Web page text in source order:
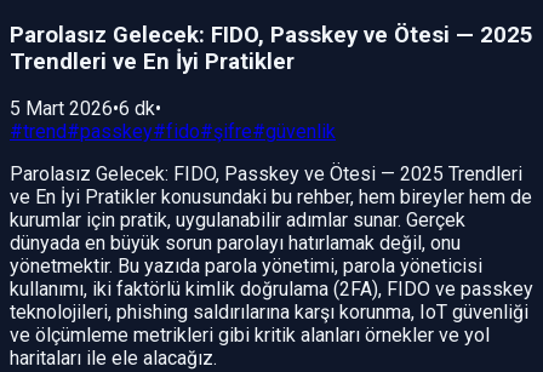
Parolasız Gelecek: FIDO, Passkey ve Ötesi — 2025
Trendleri ve En İyi Pratikler
5 Mart 2026•6 dk•
#trend#passkey#fido#şifre#güvenlik
Parolasız Gelecek: FIDO, Passkey ve Ötesi — 2025 Trendleri
ve En İyi Pratikler konusundaki bu rehber, hem bireyler hem de
kurumlar için pratik, uygulanabilir adımlar sunar. Gerçek
dünyada en büyük sorun parolayı hatırlamak değil, onu
yönetmektir. Bu yazıda parola yönetimi, parola yöneticisi
kullanımı, iki faktörlü kimlik doğrulama (2FA), FIDO ve passkey
teknolojileri, phishing saldırılarına karşı korunma, IoT güvenliği
ve ölçümleme metrikleri gibi kritik alanları örnekler ve yol
haritaları ile ele alacağız.